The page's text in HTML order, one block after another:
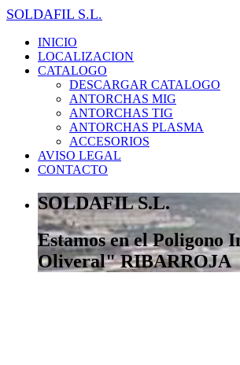
SOLDAFIL S.L.
INICIO
LOCALIZACION
CATALOGO
DESCARGAR CATALOGO
ANTORCHAS MIG
ANTORCHAS TIG
ANTORCHAS PLASMA
ACCESORIOS
AVISO LEGAL
CONTACTO
SOLDAFIL S.L.
Estamos en el Poligono
Oliveral" RIBARROJA